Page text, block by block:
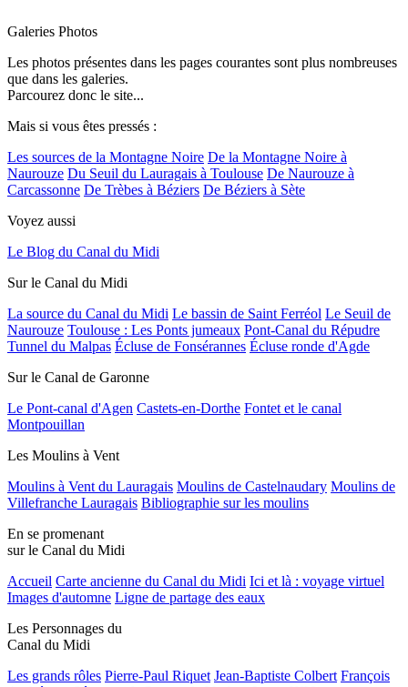
Galeries Photos
Les photos présentes dans les pages courantes sont plus nombreuses
que dans les galeries.
Parcourez donc le site...
Mais si vous êtes pressés :
Les sources de la Montagne Noire De la Montagne Noire à
Naurouze Du Seuil du Lauragais à Toulouse De Naurouze à
Carcassonne De Trèbes à Béziers De Béziers à Sète
Voyez aussi
Le Blog du Canal du Midi
Sur le Canal du Midi
La source du Canal du Midi Le bassin de Saint Ferréol Le Seuil de
Naurouze Toulouse : Les Ponts jumeaux Pont-Canal du Répudre
Tunnel du Malpas Écluse de Fonsérannes Écluse ronde d'Agde
Sur le Canal de Garonne
Le Pont-canal d'Agen Castets-en-Dorthe Fontet et le canal
Montpouillan
Les Moulins à Vent
Moulins à Vent du Lauragais Moulins de Castelnaudary Moulins de
Villefranche Lauragais Bibliographie sur les moulins
En se promenant
sur le Canal du Midi
Accueil Carte ancienne du Canal du Midi Ici et là : voyage virtuel
Images d'automne Ligne de partage des eaux
Les Personnages du
Canal du Midi
Les grands rôles Pierre-Paul Riquet Jean-Baptiste Colbert François